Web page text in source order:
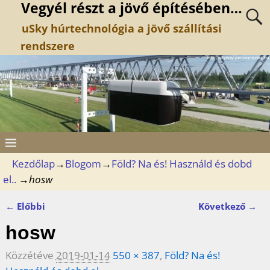
Vegyél részt a jövő építésében…
uSky húrtechnológia a jövő szállítási
rendszere
Kezdőlap→Blogom→Föld? Na és! Használd és dobd
el.. →hosw
← Előbbi Következő →
hosw
Közzétéve 2019-01-14 550 × 387, Föld? Na és!